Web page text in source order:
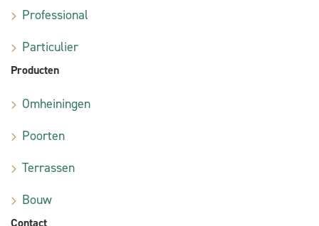
Professional
Particulier
Producten
Omheiningen
Poorten
Terrassen
Bouw
Contact